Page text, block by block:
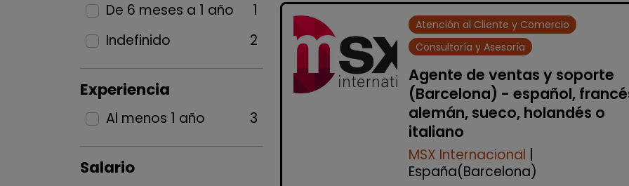
De 6 meses a 1 año
1
Indefinido
2
Experiencia
Al menos 1 año 3
Salario
Atención al Cliente y Comercio
Consultoría y Asesoría
Agente de ventas y soporte
(Barcelona) - español,
alemán, sueco, holandés o
italiano
MSX Internacional
España(Barcelona)